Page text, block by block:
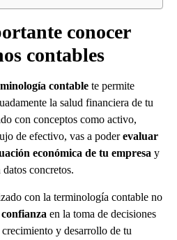
conocer
contables
contable te permite
la salud financiera de tu
con conceptos como activo,
de efectivo, vas a poderevaluar
económica de tu empresa y
datos concretos.
con la terminología contable no
en la toma de decisiones
y desarrollo de tu